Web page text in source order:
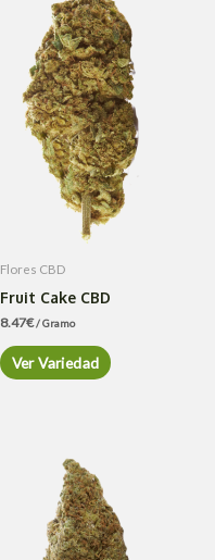
Flores CBD
Fruit Cake CBD
8.47€/ Gramo
Ver Variedad